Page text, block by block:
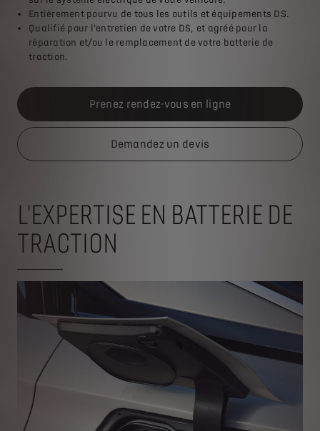
Entièrement pourvu de tous les outils et équipements DS.
Qualifié pour l'entretien de votre DS, et agréé pour la
réparation et/ou le remplacement de votre batterie de
traction.
Prenez rendez-vous en ligne
Demandez un devis
L'EXPERTISE EN BATTERIE DE
TRACTION